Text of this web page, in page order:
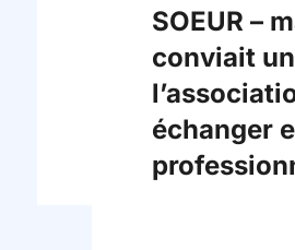
SOEUR –
conviait
échanger